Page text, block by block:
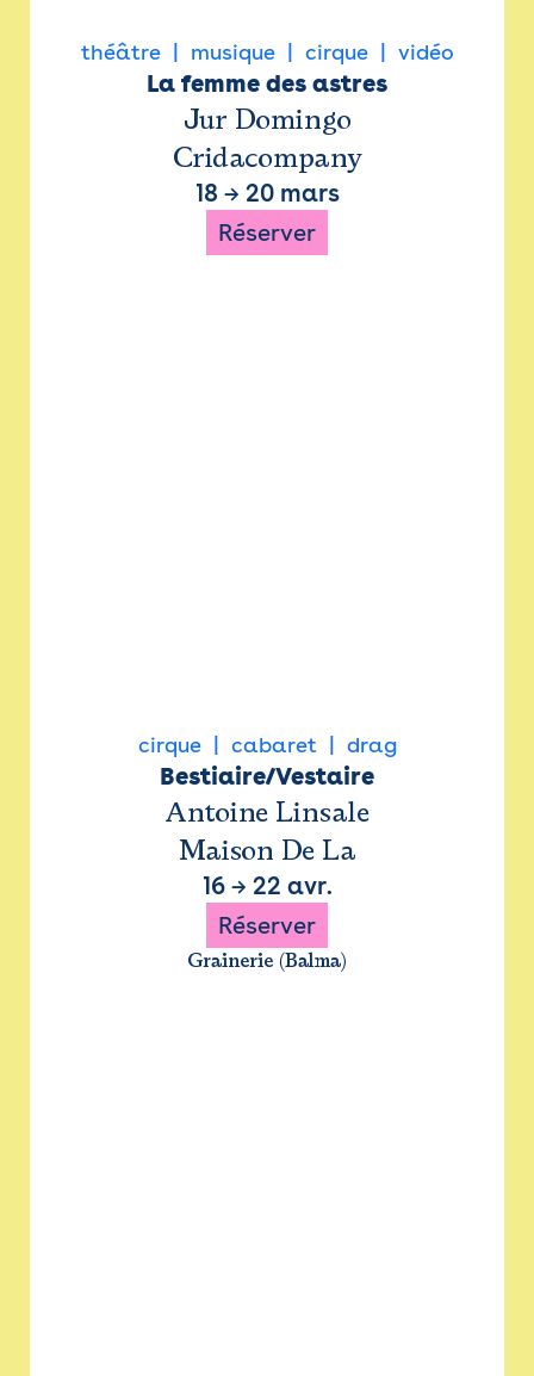
théâtre musique cirque vidéo
La femme des astres
Jur Domingo
Cridacompany
18 → 20 mars
Réserver
cirque cabaret drag
Bestiaire/Vestaire
Antoine Linsale
Maison De La
16→ 22 avr.
Réserver
Grainerie (Balma)